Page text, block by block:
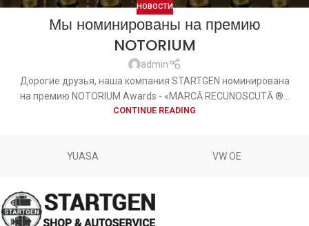
НОВОСТИ
Мы номинированы на премию
NOTORIUM
admin
Дорогие друзья, наша компания STARTGEN номинирована
на премию NOTORIUM Awards - «MARCĂ RECUNOSCUTĂ ®...
CONTINUE READING
YUASA VW OE